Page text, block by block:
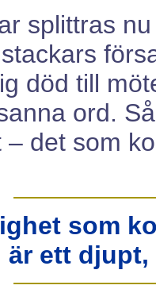
splittras
död till
ord.
– det som
som
är ett